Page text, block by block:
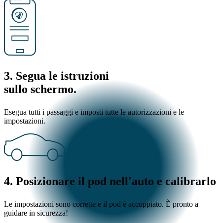
3. Segua le istruzioni
sullo schermo.
Esegua tutti i passaggi e imposti tutte le autorizzazioni e le
impostazioni.
4. Posizionare il pod nell'auto e calibrarlo
Le impostazioni sono corrette e il pod è accoppiato. È pronto a
guidare in sicurezza!